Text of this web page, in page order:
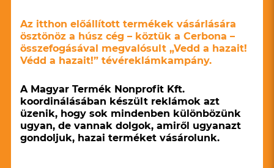
Az itthon előállított termékek vásárlására
ösztönöz a húsz cég – köztük a Cerbona –
összefogásával megvalósult „Vedd a hazait!
Védd a hazait!” tévéreklámkampány.
A Magyar Termék Nonprofit Kft.
koordinálásában készült reklámok azt
üzenik, hogy sok mindenben különbözünk
ugyan, de vannak dolgok, amiről ugyanazt
gondoljuk, hazai terméket vásárolunk.